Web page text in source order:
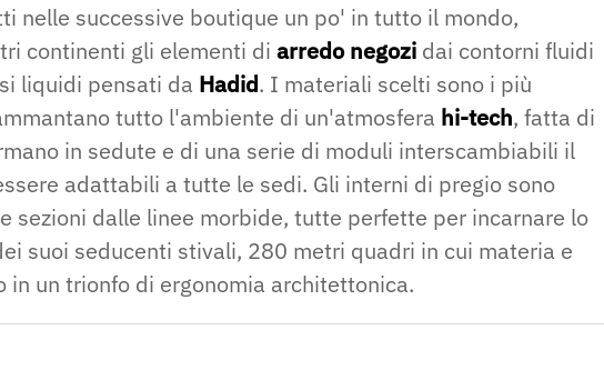
nelle successive boutique un po' in tutto il mondo,
continenti gli elementi di arredo negozi dai contorni fluidi
liquidi pensati da Hadid. I materiali scelti sono i più
tutto l'ambiente di un'atmosfera hi-tech, fatta di
in sedute e di una serie di moduli interscambiabili il
adattabili a tutte le sedi. Gli interni di pregio sono
sezioni dalle linee morbide, tutte perfette per incarnare lo
suoi seducenti stivali, 280 metri quadri in cui materia e
in un trionfo di ergonomia architettonica.